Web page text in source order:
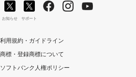
お知らせ サポート
利用規約・ガイドライン
商標・登録商標について
ソフトバンク人権ポリシー